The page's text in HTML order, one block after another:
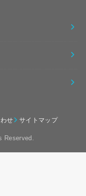
せ サイトマップ
Reserved.